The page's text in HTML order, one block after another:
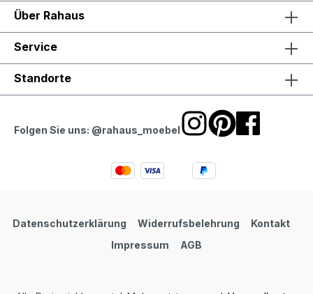
Über Rahaus
Service
Standorte
Folgen Sie uns: @rahaus_moebel
Datenschutzerklärung Widerrufsbelehrung
Kontakt
Impressum
AGB